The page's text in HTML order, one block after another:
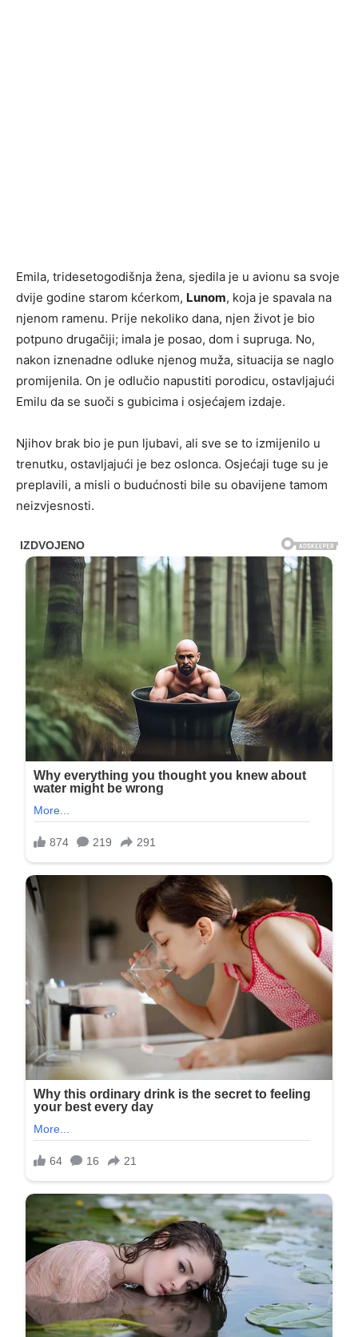
Emila, tridesetogodišnja žena, sjedila je u avionu sa svoje
dvije godine starom kćerkom, Lunom, koja je spavala na
njenom ramenu. Prije nekoliko dana, njen život je bio
potpuno drugačiji; imala je posao, dom i supruga. No,
nakon iznenadne odluke njenog muža, situacija se naglo
promijenila. On je odlučio napustiti porodicu, ostavljajući
Emilu da se suoči s gubicima i osjećajem izdaje.
Njihov brak bio je pun ljubavi, ali sve se to izmijenilo u
trenutku, ostavljajući je bez oslonca. Osjećaji tuge su je
preplavili, a misli o budućnosti bile su obavijene tamom
neizvjesnosti.